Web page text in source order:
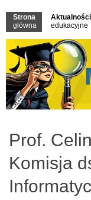
Strona
główna
Aktualności
edukacyjne
Prof.
Komisja